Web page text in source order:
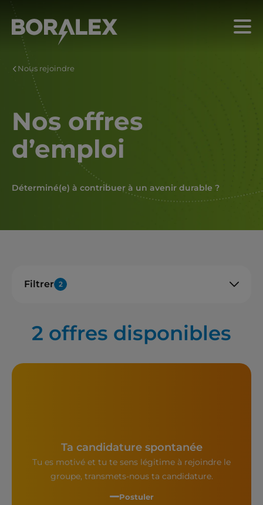
contenu
principal
Menu
Nous rejoindre
Nos offres
d’emploi
Déterminé(e) à contribuer à un avenir durable ?
Filtrer 2
2 offres disponibles
Ta candidature spontanée
Tu es motivé et tu te sens légitime à rejoindre le
groupe, transmets-nous ta candidature.
Postuler